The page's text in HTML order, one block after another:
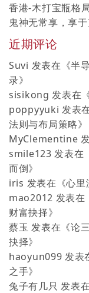
香港-木打宝瓶格
鬼神无常享，享于
近期评论
Suvi 发表在《半
录》
sisikong 发表在
poppyyuki 发表
法则与布局策略》
MyClementine
smile123 发表在
而倒》
iris 发表在《心里
mao2012 发表在
财富抉择》
蔡玉 发表在《论
抉择》
haoyun099 发表
之手》
兔子有几只 发表